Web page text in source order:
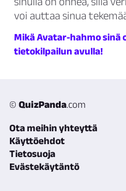
voi auttaa sinua
Mikä Avatar-hahmo sinä
tietokilpailun avulla!
© QuizPanda.com
Ota meihin yhteyttä
Käyttöehdot
Tietosuoja
Evästekäytäntö